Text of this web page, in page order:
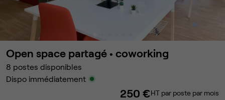
Open space partagé • coworking
8 postes disponibles
Dispo immédiatement
250 €HT par poste par mois